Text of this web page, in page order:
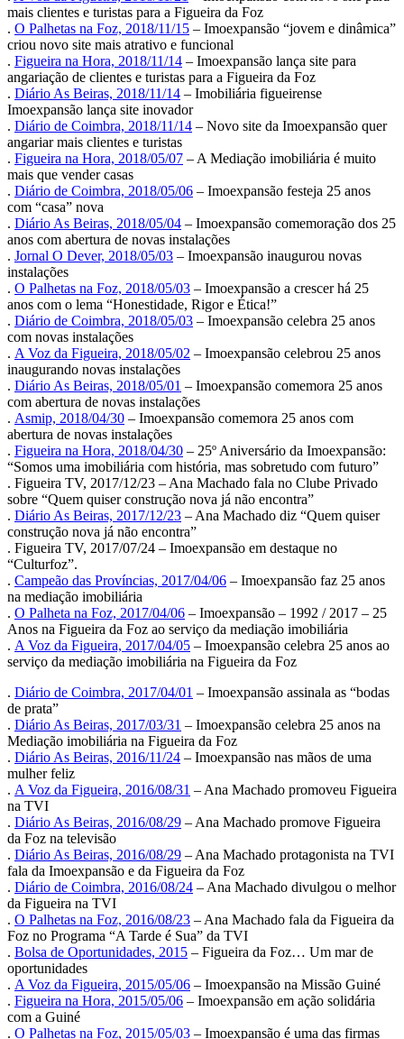
mais clientes e turistas para a Figueira da Foz
. O Palhetas na Foz, 2018/11/15 – Imoexpansão “jovem e dinâmica”
criou novo site mais atrativo e funcional
. Figueira na Hora, 2018/11/14 – Imoexpansão lança site para
angariação de clientes e turistas para a Figueira da Foz
. Diário As Beiras, 2018/11/14 – Imobiliária figueirense
Imoexpansão lança site inovador
. Diário de Coimbra, 2018/11/14 – Novo site da Imoexpansão quer
angariar mais clientes e turistas
. Figueira na Hora, 2018/05/07 – A Mediação imobiliária é muito
mais que vender casas
. Diário de Coimbra, 2018/05/06 – Imoexpansão festeja 25 anos
com “casa” nova
. Diário As Beiras, 2018/05/04 – Imoexpansão comemoração dos 25
anos com abertura de novas instalações
. Jornal O Dever, 2018/05/03 – Imoexpansão inaugurou novas
instalações
. O Palhetas na Foz, 2018/05/03 – Imoexpansão a crescer há 25
anos com o lema “Honestidade, Rigor e Ética!”
. Diário de Coimbra, 2018/05/03 – Imoexpansão celebra 25 anos
com novas instalações
. A Voz da Figueira, 2018/05/02 – Imoexpansão celebrou 25 anos
inaugurando novas instalações
. Diário As Beiras, 2018/05/01 – Imoexpansão comemora 25 anos
com abertura de novas instalações
. Asmip, 2018/04/30 – Imoexpansão comemora 25 anos com
abertura de novas instalações
. Figueira na Hora, 2018/04/30 – 25º Aniversário da Imoexpansão:
“Somos uma imobiliária com história, mas sobretudo com futuro”
. Figueira TV, 2017/12/23 – Ana Machado fala no Clube Privado
sobre “Quem quiser construção nova já não encontra”
. Diário As Beiras, 2017/12/23 – Ana Machado diz “Quem quiser
construção nova já não encontra”
. Figueira TV, 2017/07/24 – Imoexpansão em destaque no
“Culturfoz”.
. Campeão das Províncias, 2017/04/06 – Imoexpansão faz 25 anos
na mediação imobiliária
. O Palheta na Foz, 2017/04/06 – Imoexpansão – 1992 / 2017 – 25
Anos na Figueira da Foz ao serviço da mediação imobiliária
. A Voz da Figueira, 2017/04/05 – Imoexpansão celebra 25 anos ao
serviço da mediação imobiliária na Figueira da Foz
. Diário de Coimbra, 2017/04/01 – Imoexpansão assinala as “bodas
de prata”
. Diário As Beiras, 2017/03/31 – Imoexpansão celebra 25 anos na
Mediação imobiliária na Figueira da Foz
. Diário As Beiras, 2016/11/24 – Imoexpansão nas mãos de uma
mulher feliz
. A Voz da Figueira, 2016/08/31 – Ana Machado promoveu Figueira
na TVI
. Diário As Beiras, 2016/08/29 – Ana Machado promove Figueira
da Foz na televisão
. Diário As Beiras, 2016/08/29 – Ana Machado protagonista na TVI
fala da Imoexpansão e da Figueira da Foz
. Diário de Coimbra, 2016/08/24 – Ana Machado divulgou o melhor
da Figueira na TVI
. O Palhetas na Foz, 2016/08/23 – Ana Machado fala da Figueira da
Foz no Programa “A Tarde é Sua” da TVI
. Bolsa de Oportunidades, 2015 – Figueira da Foz… Um mar de
oportunidades
. A Voz da Figueira, 2015/05/06 – Imoexpansão na Missão Guiné
. Figueira na Hora, 2015/05/06 – Imoexpansão em ação solidária
com a Guiné
. O Palhetas na Foz, 2015/05/03 – Imoexpansão é uma das firmas